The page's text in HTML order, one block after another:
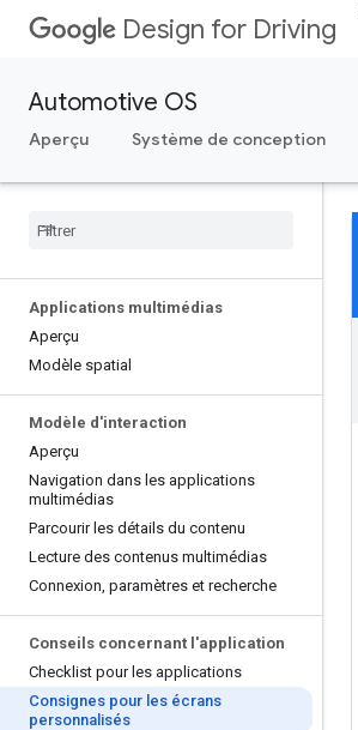
Design for Driving
Automotive OS
Aperçu Système de conception
Applications multimédias
Aperçu
Modèle spatial
Modèle d'interaction
Aperçu
Navigation dans les applications
multimédias
Parcourir les détails du contenu
Lecture des contenus multimédias
Connexion, paramètres et recherche
Conseils concernant l'application
Checklist pour les applications
Consignes pour les écrans
personnalisés